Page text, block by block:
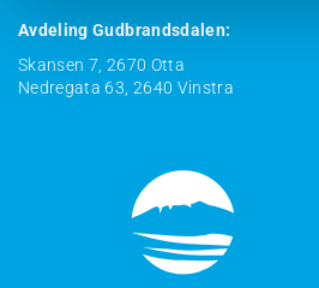
Avdeling Gudbrandsdalen:
Skansen 7, 2670 Otta
Nedregata 63, 2640 Vinstra